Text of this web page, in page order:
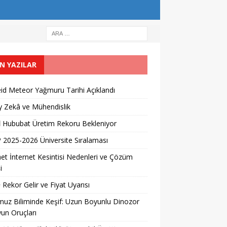
YAZILAR
Meteor Yağmuru Tarihi Açıklandı
Zekâ ve Mühendislik
Hububat Üretim Rekoru Bekleniyor
2025-2026 Üniversite Sıralaması
İnternet Kesintisi Nedenleri ve Çözüm
Gelir ve Fiyat Uyarısı
Biliminde Keşif: Uzun Boyunlu Dinozor
Oruçları